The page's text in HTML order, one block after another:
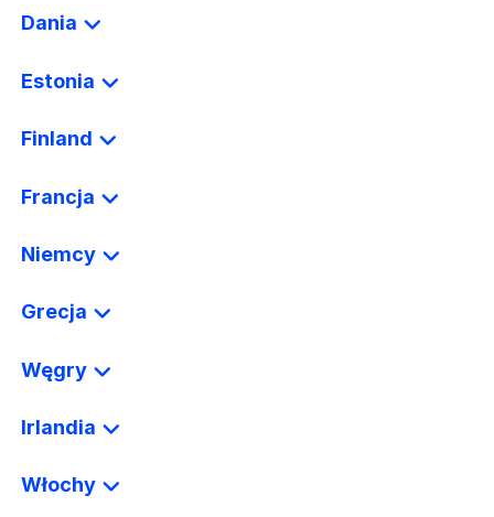
Dania
Estonia
Finland
Francja
Niemcy
Grecja
Węgry
Irlandia
Włochy